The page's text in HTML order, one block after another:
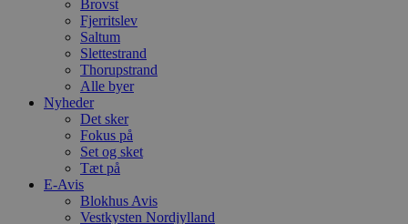
Brovst
Fjerritslev
Saltum
Slettestrand
Thorupstrand
Alle byer
Nyheder
Det sker
Fokus på
Set og sket
Tæt på
E-Avis
Blokhus Avis
Vestkysten Nordjylland